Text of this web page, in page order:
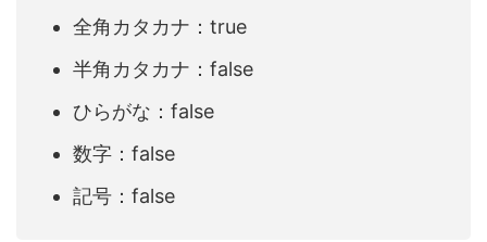
全角カタカナ：true
半角カタカナ：false
ひらがな：false
数字：false
記号：false